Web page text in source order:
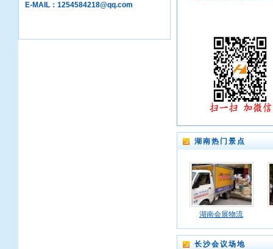
E-MAIL：1254584218@qq.com
湖南热门景点
湖南会展物流
长沙会议场地